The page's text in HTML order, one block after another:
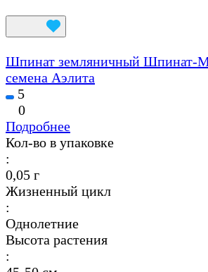
Шпинат земляничный Шпинат-
семена Аэлита
5
0
Подробнее
Кол-во в упаковке
:
0,05 г
Жизненный цикл
:
Однолетние
Высота растения
: